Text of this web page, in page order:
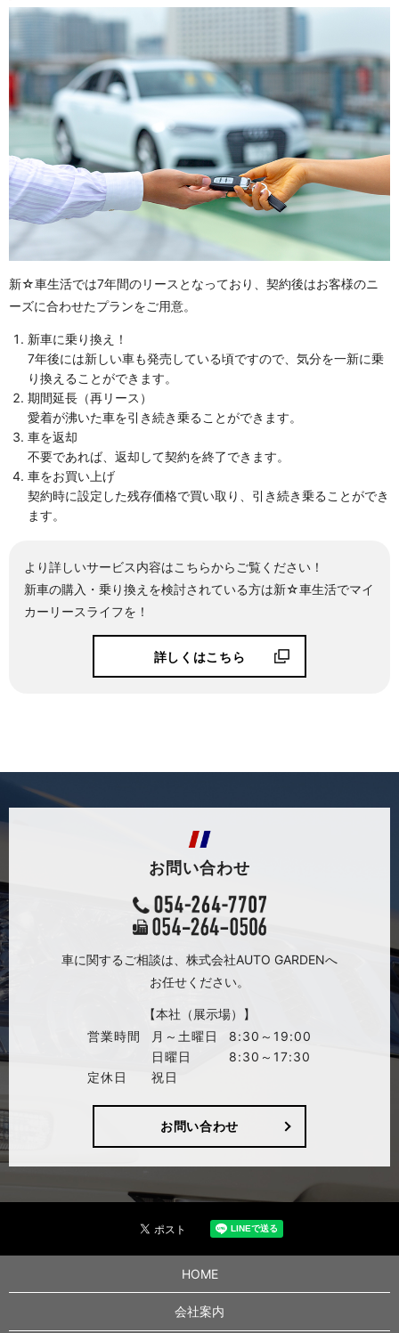
新☆車生活では7年間のリースとなっており、契約後はお客様のニ
ーズに合わせたプランをご用意。
新車に乗り換え！
7年後には新しい車も発売している頃ですので、気分を一新に乗
り換えることができます。
期間延長（再リース）
愛着が沸いた車を引き続き乗ることができます。
車を返却
不要であれば、返却して契約を終了できます。
車をお買い上げ
契約時に設定した残存価格で買い取り、引き続き乗ることができ
ます。
より詳しいサービス内容はこちらからご覧ください！
新車の購入・乗り換えを検討されている方は新☆車生活でマイ
カーリースライフを！
詳しくはこちら
お問い合わせ
車に関するご相談は、 株式会社AUTO GARDENへ
お任せください。
【本社（展示場）】
営業時間
月～土曜日
8:30～19:00
日曜日
8:30～17:30
定休日
祝日
お問い合わせ
HOME
会社案内